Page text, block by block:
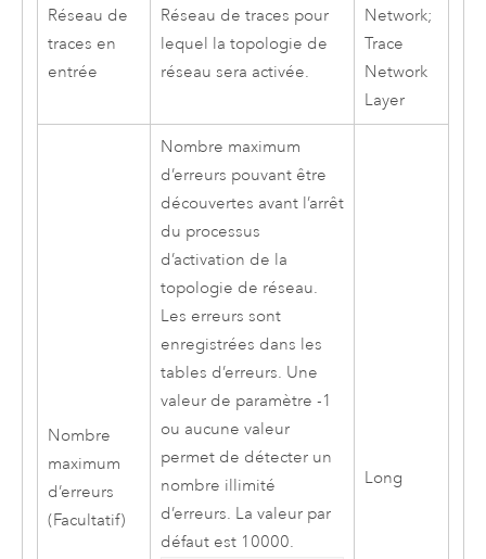
Réseau de
traces en
entrée
Réseau de traces pour
lequel la topologie de
réseau sera activée.
Network;
Trace
Network
Layer
Nombre
maximum
d’erreurs
(Facultatif)
Nombre maximum
d’erreurs pouvant être
découvertes avant l’arrêt
du processus
d’activation de la
topologie de réseau.
Les erreurs sont
enregistrées dans les
tables d’erreurs. Une
valeur de paramètre -1
ou aucune valeur
permet de détecter un
nombre illimité
d’erreurs. La valeur par
défaut est 10000.
Long